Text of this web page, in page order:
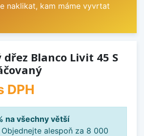
naklikat, kam máme vyvrtat
Blanco Livit 45 S
DPH
na všechny větší
Objednejte alespoň za 8 000